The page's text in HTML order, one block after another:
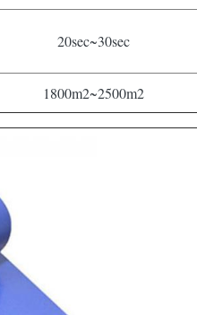
20sec~30sec
1800m2~2500m2